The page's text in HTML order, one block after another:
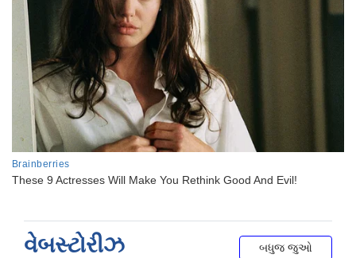
વેબસ્ટોરીઝ બધુજ જુઓ